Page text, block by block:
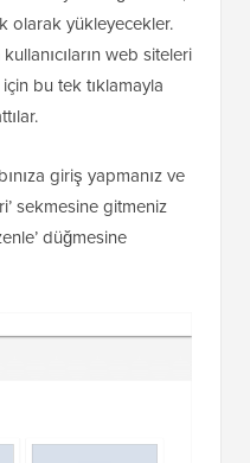
olarak yükleyecekler.
web siteleri
bu tek tıklamayla
giriş yapmanız ve
sekmesine gitmeniz
düğmesine